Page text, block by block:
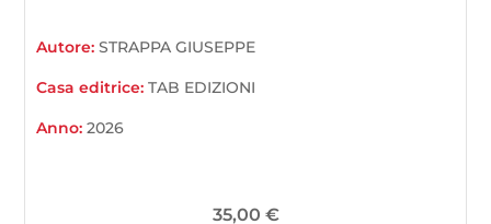
Autore:STRAPPA GIUSEPPE
Casa editrice:TAB EDIZIONI
Anno:2026
35,00 €